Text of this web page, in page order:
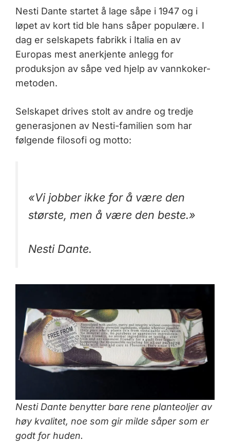
Nesti Dante startet å lage såpe i 1947 og i
løpet av kort tid ble hans såper populære. I
dag er selskapets fabrikk i Italia en av
Europas mest anerkjente anlegg for
produksjon av såpe ved hjelp av vannkoker-
metoden.
Selskapet drives stolt av andre og tredje
generasjonen av Nesti-familien som har
følgende filosofi og motto:
«Vi jobber ikke for å være den
største, men å være den beste.»
Nesti Dante.
Nesti Dante benytter bare rene planteoljer av
høy kvalitet, noe som gir milde såper som er
godt for huden.